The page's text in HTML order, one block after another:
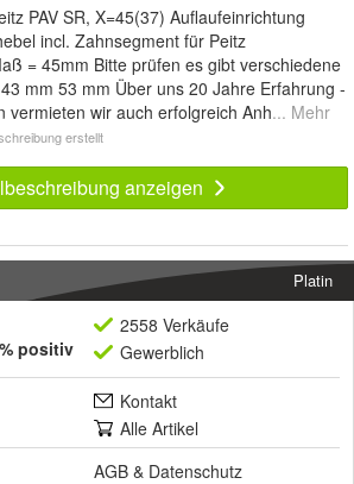
PAV SR, X=45(37) Auflaufeinrichtung
incl. Zahnsegment für Peitz
= 45mm Bitte prüfen es gibt verschiedene
mm 53 mm Über uns 20 Jahre Erfahrung -
vermieten wir auch erfolgreich Anh... Mehr
erstellt
anzeigen
Platin
positiv
2558 Verkäufe
Gewerblich
Kontakt
Alle Artikel
AGB & Datenschutz